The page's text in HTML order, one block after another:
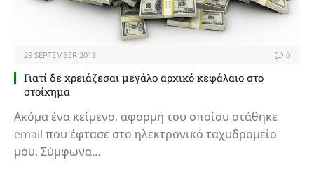
29 SEPTEMBER 2013 0
Γιατί δε χρειάζεσαι μεγάλο αρχικό κεφάλαιο στο
στοίχημα
Ακόμα ένα κείμενο, αφορμή του οποίου στάθηκε
email που έφτασε στο ηλεκτρονικό ταχυδρομείο
μου. Σύμφωνα…